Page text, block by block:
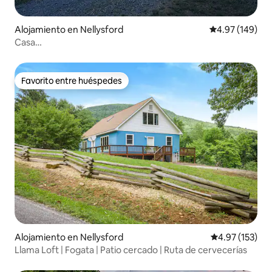
Alojamiento en Nellysford Calificación
4.97 (149)
Casa
Favorito entre huéspedes
Favorito entre huéspedes
Alojamiento en Nellysford Calificación
4.97 (153)
Llama Loft | Fogata | Patio cercado | Ruta de cervecerías